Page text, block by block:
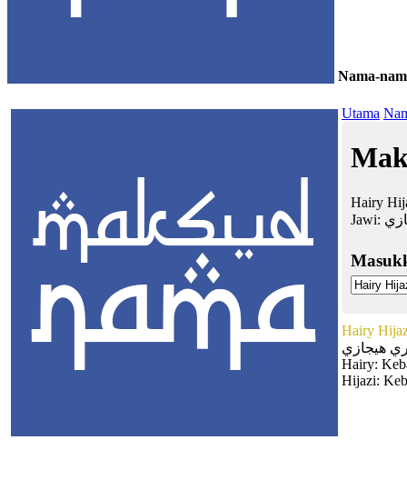
Nama-
Utama
Hairy
Jawi:
Hairy
هيجازي
Hairy:
Hijazi: